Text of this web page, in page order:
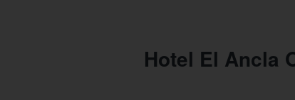
Hotel El Ancla